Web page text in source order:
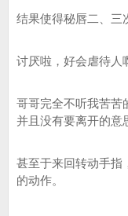
结果使得秘唇二、三
讨厌啦，好会虐待
哥哥完全不听我苦苦
并且没有要离开的意
甚至于来回转动手指
的动作。